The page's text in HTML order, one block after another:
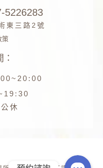
5226283
東三路2號
策
休